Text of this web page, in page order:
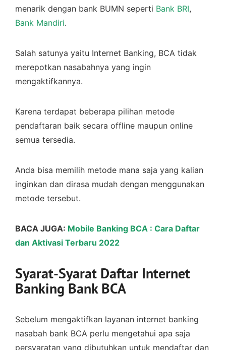
menarik dengan bank BUMN seperti Bank BRI,
Bank Mandiri.
Salah satunya yaitu Internet Banking, BCA tidak
merepotkan nasabahnya yang ingin
mengaktifkannya.
Karena terdapat beberapa pilihan metode
pendaftaran baik secara offline maupun online
semua tersedia.
Anda bisa memilih metode mana saja yang kalian
inginkan dan dirasa mudah dengan menggunakan
metode tersebut.
BACA JUGA: Mobile Banking BCA : Cara Daftar
dan Aktivasi Terbaru 2022
Syarat-Syarat Daftar Internet
Banking Bank BCA
Sebelum mengaktifkan layanan internet banking
nasabah bank BCA perlu mengetahui apa saja
persyaratan yang dibutuhkan untuk mendaftar dan